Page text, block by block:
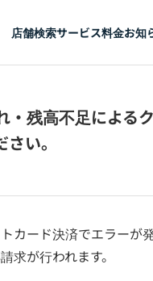
店舗検索サービス料金お知
・残高不足による
い。
カード決済でエラーが
求が行われます。